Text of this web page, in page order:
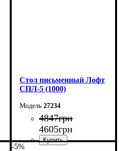
Стол письменный Лофт
СПЛ-5 (1000)
27234
4847грн
4605грн
-5%